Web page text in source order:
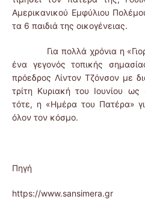
Αμερικανικού Εμφύλιου
τα 6 παιδιά της οικογένειας.
Για πολλά χρόνια η
ένα γεγονός τοπικής
πρόεδρος Λίντον Τζόνσον με
τρίτη Κυριακή του Ιουνίου
τότε, η «Ημέρα του Πατέρα»
όλον τον κόσμο.
Πηγή
https://www.sansimera.gr